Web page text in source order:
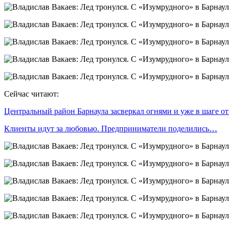
Сейчас читают:
Центральный район Барнаула засверкал огнями и уже в шаге
Клиенты идут за любовью. Предприниматели поделились…